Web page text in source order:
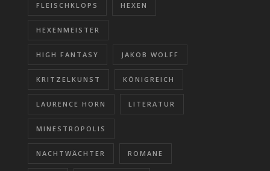
FLEISCHKLOPS HEXEN
HEXENMEISTER
HIGH FANTASY JAKOB WOLFF
KRITZELKUNST KÖNIGREICH
LAURENCE HORN LITERATUR
MINESTROPOLIS
NACHTWÄCHTER ROMANE